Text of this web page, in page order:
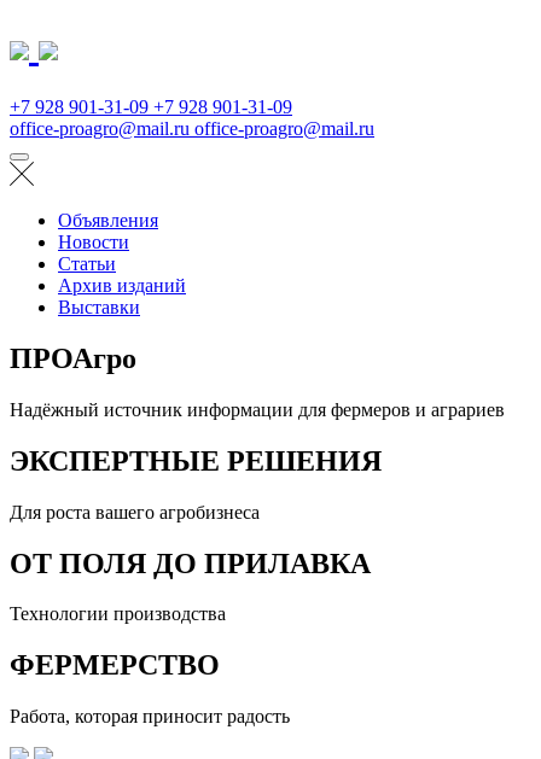
+7 928 901-31-09 +7 928 901-31-09
office-proagro@mail.ru office-proagro@mail.ru
Объявления
Новости
Статьи
Архив изданий
Выставки
ПРОАгро
Надёжный источник информации для фермеров и аграриев
ЭКСПЕРТНЫЕ РЕШЕНИЯ
Для роста вашего агробизнеса
ОТ ПОЛЯ ДО ПРИЛАВКА
Технологии производства
ФЕРМЕРСТВО
Работа, которая приносит радость